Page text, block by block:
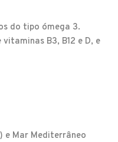
do tipo ómega 3.
B3, B12 e D, e
e Mar Mediterrâneo